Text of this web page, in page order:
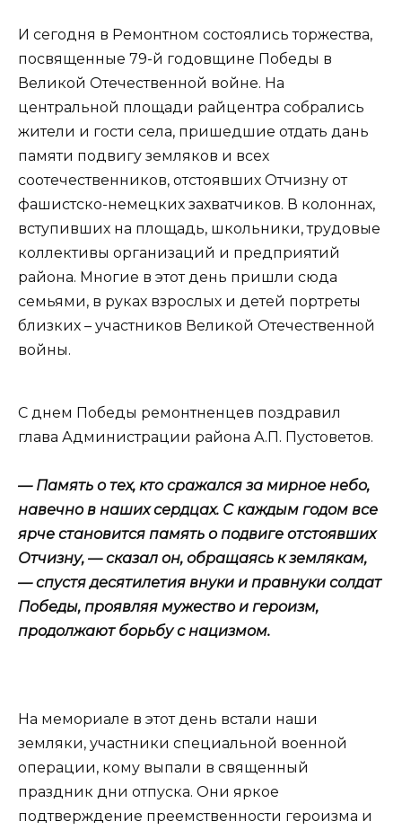
И сегодня в Ремонтном состоялись торжества,
посвященные 79-й годовщине Победы в
Великой Отечественной войне. На
центральной площади райцентра собрались
жители и гости села, пришедшие отдать дань
памяти подвигу земляков и всех
соотечественников, отстоявших Отчизну от
фашистско-немецких захватчиков. В колоннах,
вступивших на площадь, школьники, трудовые
коллективы организаций и предприятий
района. Многие в этот день пришли сюда
семьями, в руках взрослых и детей портреты
близких – участников Великой Отечественной
войны.
С днем Победы ремонтненцев поздравил
глава Администрации района А.П. Пустоветов.
— Память о тех, кто сражался за мирное небо,
навечно в наших сердцах. С каждым годом все
ярче становится память о подвиге отстоявших
Отчизну, — сказал он, обращаясь к землякам,
— спустя десятилетия внуки и правнуки солдат
Победы, проявляя мужество и героизм,
продолжают борьбу с нацизмом.
На мемориале в этот день встали наши
земляки, участники специальной военной
операции, кому выпали в священный
праздник дни отпуска. Они яркое
подтверждение преемственности героизма и